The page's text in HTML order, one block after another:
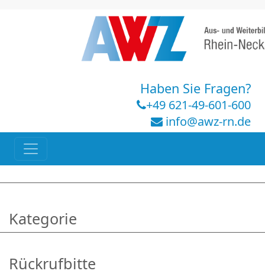
Haben Sie Fragen?
+49 621-49-601-600
info@awz-rn.de
Kategorie
Rückrufbitte